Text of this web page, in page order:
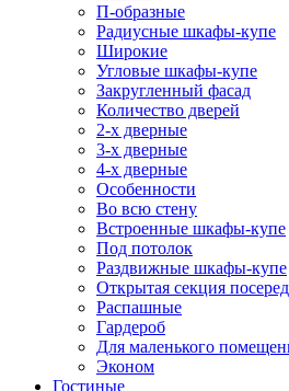
П-образные
Радиусные шкафы-купе
Широкие
Угловые шкафы-купе
Закругленный фасад
Количество дверей
2-х дверные
3-х дверные
4-х дверные
Особенности
Во всю стену
Встроенные шкафы-купе
Под потолок
Раздвижные шкафы-купе
Открытая секция
Распашные
Гардероб
Для маленького
Эконом
Гостиные